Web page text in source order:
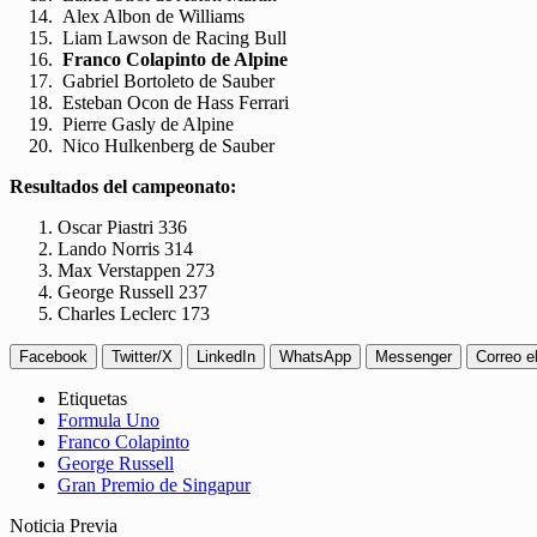
Alex Albon de Williams
Liam Lawson de Racing Bull
Franco Colapinto de Alpine
Gabriel Bortoleto de Sauber
Esteban Ocon de Hass Ferrari
Pierre Gasly de Alpine
Nico Hulkenberg de Sauber
Resultados del campeonato:
Oscar Piastri 336
Lando Norris 314
Max Verstappen 273
George Russell 237
Charles Leclerc 173
Facebook Twitter/X LinkedIn WhatsApp Messenger Correo
Etiquetas
Formula Uno
Franco Colapinto
George Russell
Gran Premio de Singapur
Noticia Previa